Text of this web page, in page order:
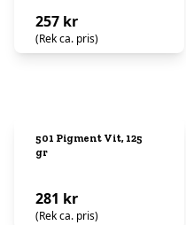
257 kr
(Rek ca. pris)
501 Pigment Vit, 125
gr
281 kr
(Rek ca. pris)